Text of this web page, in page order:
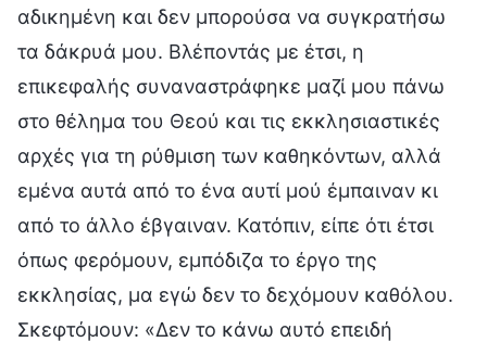
αδικημένη και δεν μπορούσα να συγκρατήσω
τα δάκρυά μου. Βλέποντάς με έτσι, η
επικεφαλής συναναστράφηκε μαζί μου πάνω
στο θέλημα του Θεού και τις εκκλησιαστικές
αρχές για τη ρύθμιση των καθηκόντων, αλλά
εμένα αυτά από το ένα αυτί μού έμπαιναν κι
από το άλλο έβγαιναν. Κατόπιν, είπε ότι έτσι
όπως φερόμουν, εμπόδιζα το έργο της
εκκλησίας, μα εγώ δεν το δεχόμουν καθόλου.
Σκεφτόμουν: «Δεν το κάνω αυτό επειδή